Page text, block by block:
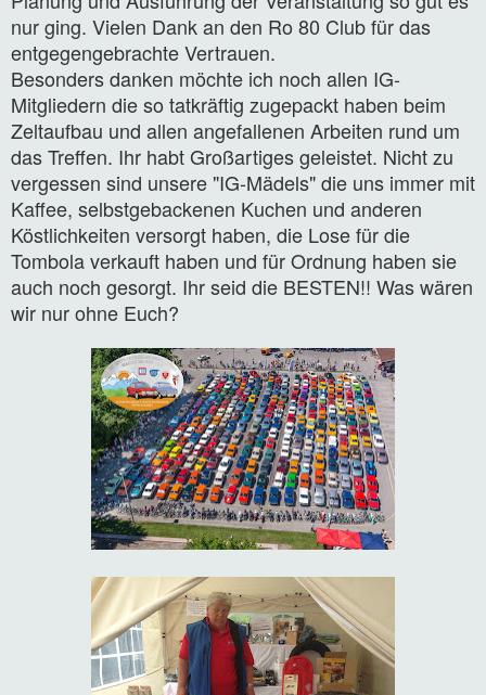
nur ging. Vielen Dank an den Ro 80 Club für das
entgegengebrachte Vertrauen.
Besonders danken möchte ich noch allen IG-
Mitgliedern die so tatkräftig zugepackt haben beim
Zeltaufbau und allen angefallenen Arbeiten rund um
das Treffen. Ihr habt Großartiges geleistet. Nicht zu
vergessen sind unsere "IG-Mädels" die uns immer mit
Kaffee, selbstgebackenen Kuchen und anderen
Köstlichkeiten versorgt haben, die Lose für die
Tombola verkauft haben und für Ordnung haben sie
auch noch gesorgt. Ihr seid die BESTEN!! Was wären
wir nur ohne Euch?